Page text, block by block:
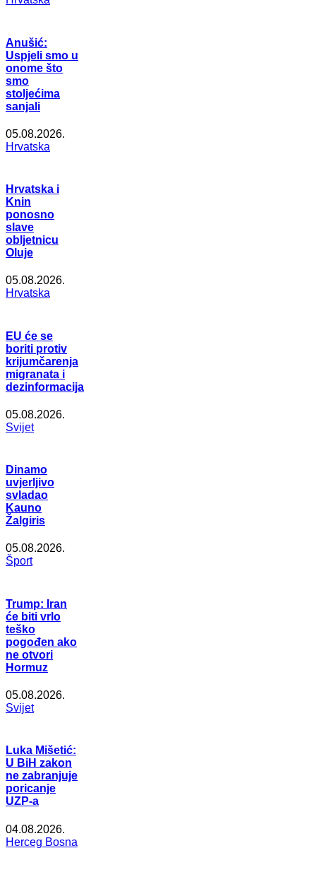
Anušić:
Uspjeli smo u
onome što
smo
stoljećima
sanjali
05.08.2026.
Hrvatska
Hrvatska i
Knin
ponosno
slave
obljetnicu
Oluje
05.08.2026.
Hrvatska
EU će se
boriti protiv
krijumčarenja
migranata i
dezinformacija
05.08.2026.
Svijet
Dinamo
uvjerljivo
svladao
Kauno
Žalgiris
05.08.2026.
Šport
Trump: Iran
će biti vrlo
teško
pogođen ako
ne otvori
Hormuz
05.08.2026.
Svijet
Luka Mišetić:
U BiH zakon
ne zabranjuje
poricanje
UZP-a
04.08.2026.
Herceg Bosna